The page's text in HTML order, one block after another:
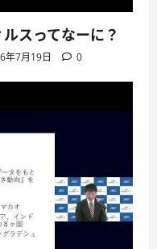
スってなーに？
年7月19日 0